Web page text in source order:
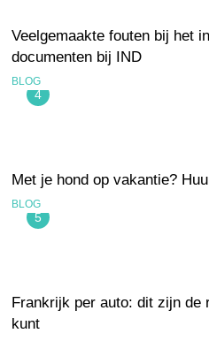
Veelgemaakte fouten bij het
documenten bij IND
BLOG
4
Met je hond op vakantie?
BLOG
5
Frankrijk per auto: dit zijn de
kunt